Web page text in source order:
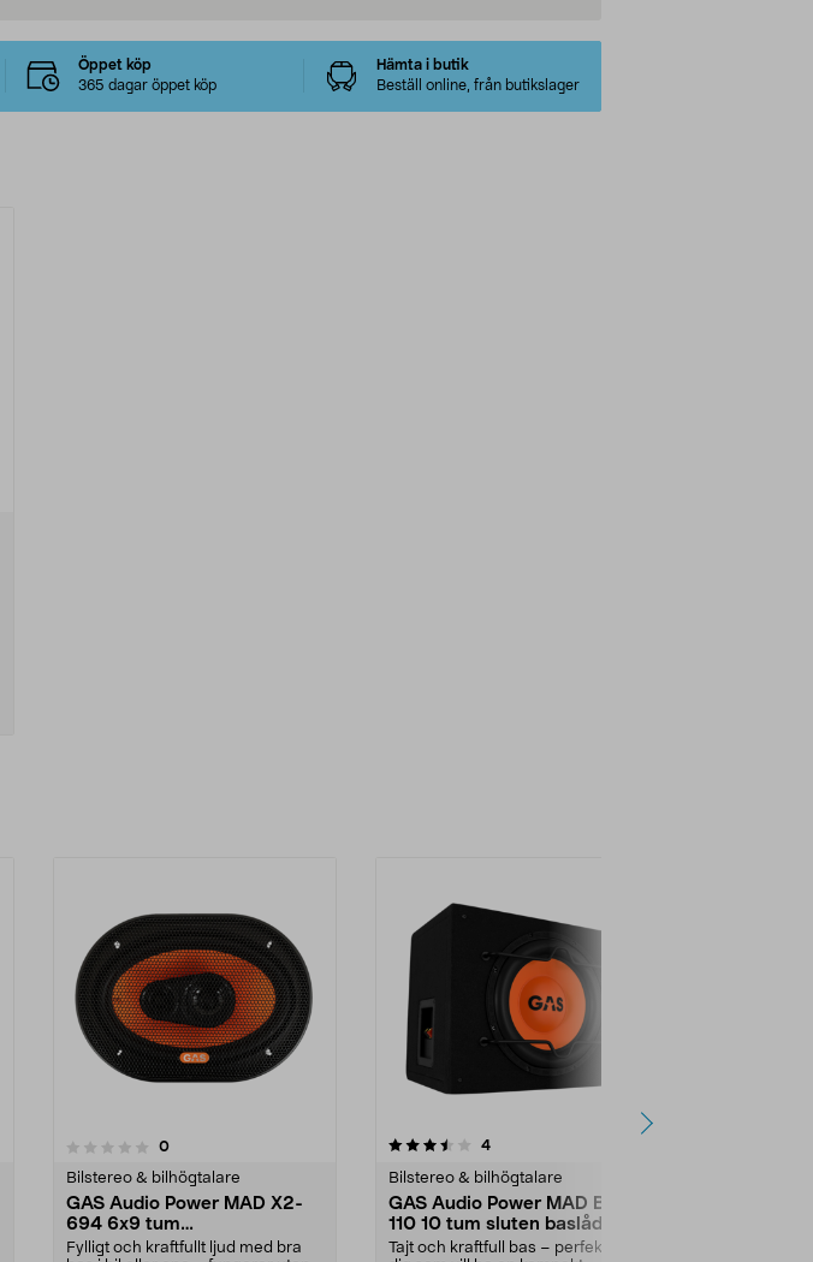
Öppet köp
365 dagar öppet köp
Hämta i butik
Beställ online, från butikslager
0recensioner
Bilstereo & bilhögtalare
GAS Audio Power MAD X2-
694 6x9 tum
triaxialhögtalare 130 W RMS,
Fylligt och kraftfullt ljud med bra
3.5 av 5 stjärnor 4recensioner
Bilstereo & bilhögtalare
GAS Audio Power MAD B1-
110 10 tum sluten baslåda,
250 W RMS
Tajt och kraftfull bas – perfekt för
3.0 av 5 stjärnor